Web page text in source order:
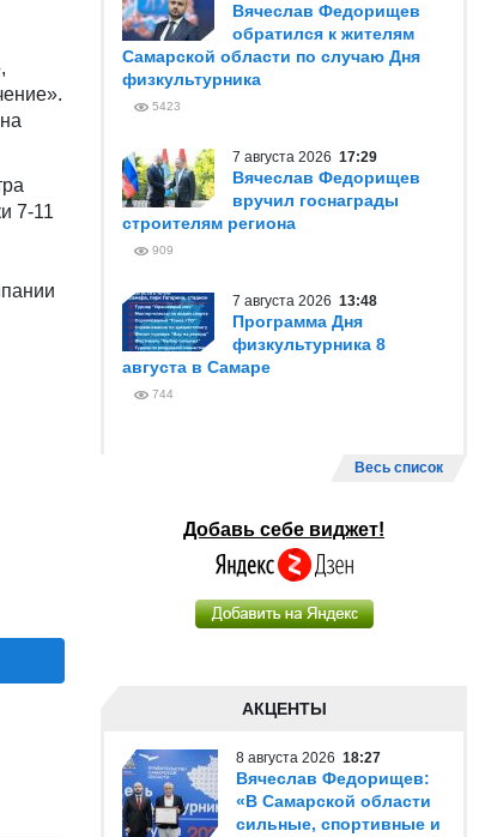
7-11
Вячеслав Федорищев
обратился к жителям
Самарской области по случаю Дня
физкультурника
5423
7 августа 2026 17:29
Вячеслав Федорищев
вручил госнаграды
строителям региона
909
7 августа 2026 13:48
Программа Дня
физкультурника 8
августа в Самаре
744
Весь список
Добавь себе виджет!
АКЦЕНТЫ
8 августа 2026 18:27
Вячеслав Федорищев:
«В Самарской области
сильные, спортивные и